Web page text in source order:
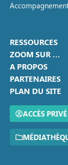
RESSOURCES
ZOOM SUR …
A PROPOS
PARTENAIRES
PLAN DU SITE
ACCÈS PRIVÉ